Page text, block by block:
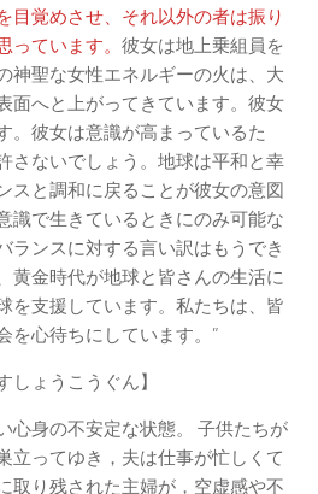
目覚めさせ、それ以外の者は振り
っています。 彼女は地上乗組員を
神聖な女性エネルギーの火は、大
面へと上がってきています。彼女
。彼女は意識が高まっているた
さないでしょう。地球は平和と幸
スと調和に戻ることが彼女の意図
識で生きているときにのみ可能な
ランスに対する言い訳はもうでき
黄金時代が地球と皆さんの生活に
を支援しています。私たちは、皆
を心待ちにしています。”
しょうこうぐん】
心身の不安定な状態。 子供たちが
立ってゆき，夫は仕事が忙しくて
取り残された主婦が，空虚感や不